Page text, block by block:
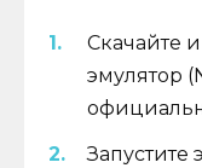
Скачайте
эмулятор
Запустите